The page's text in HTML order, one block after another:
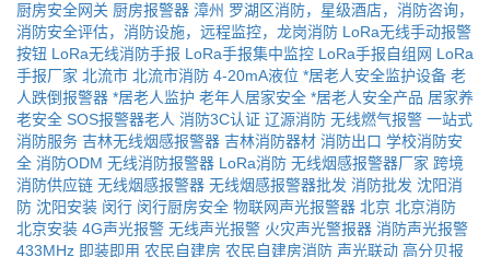
厨房安全网关 厨房报警器 漳州 罗湖区消防，星级酒店，消防咨询，
消防安全评估，消防设施，远程监控，龙岗消防 LoRa无线手动报警
按钮 LoRa无线消防手报 LoRa手报集中监控 LoRa手报自组网 LoRa
手报厂家 北流市 北流市消防 4-20mA液位 *居老人安全监护设备 老
人跌倒报警器 *居老人监护 老年人居家安全 *居老人安全产品 居家养
老安全 SOS报警器老人 消防3C认证 辽源消防 无线燃气报警 一站式
消防服务 吉林无线烟感报警器 吉林消防器材 消防出口 学校消防安
全 消防ODM 无线消防报警器 LoRa消防 无线烟感报警器厂家 跨境
消防供应链 无线烟感报警器 无线烟感报警器批发 消防批发 沈阳消
防 沈阳安装 闵行 闵行厨房安全 物联网声光报警器 北京 北京消防
北京安装 4G声光报警 无线声光报警 火灾声光警报器 消防声光报警
433MHz 即装即用 农民自建房 农民自建房消防 声光联动 高分贝报